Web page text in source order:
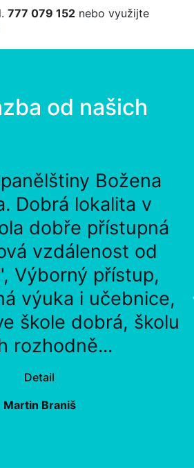
777 079 152 nebo využijte
od našich
Božena
Dobrá lokalita v
dobře přístupná
vzdálenost od
Výborný přístup,
výuka i učebnice,
škole dobrá, školu
rozhodně...
Detail
Martin Braniš